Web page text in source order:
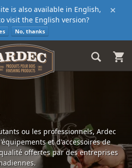
×
is also available in English,
visit the English version?
No, thanks
ou les professionnels, Ardec
et d'accessoires de
offertes par des entreprises